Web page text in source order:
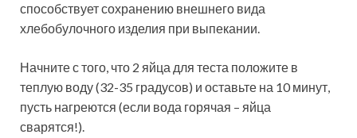
способствует сохранению внешнего вида
хлебобулочного изделия при выпекании.
Начните с того, что 2 яйца для теста положите в
теплую воду (32-35 градусов) и оставьте на 10 минут,
пусть нагреются (если вода горячая – яйца
сварятся!).